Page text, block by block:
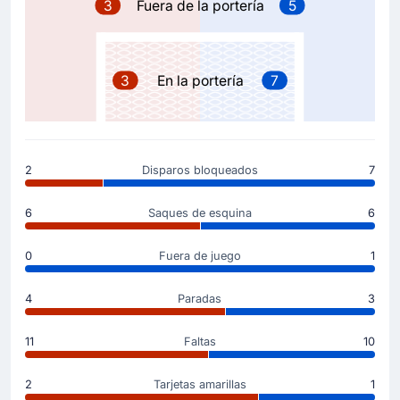
Daniele Ghilardi
Jan Ziolkowski
Ziolkowski.
Neil El Aynaoui
en el estadio Estadio Marcantonio Bentegodi.
Tarjeta amarilla
Sandi Lovric del Hellas Verona ha sido amonestado por
el colegiado y recibe una tarjeta amarilla.
Tarjeta amarilla
3 Fuera de la portería 5
3 En la portería 7
2 Disparos bloqueados 7
6 Saques de esquina 6
0 Fuera de juego 1
4 Paradas 3
11 Faltas 10
2 Tarjetas amarillas 1